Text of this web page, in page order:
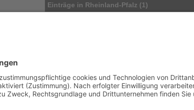
Einträge in Rheinland-Pfalz (1)
Tel.: 02684-9767949
oder 01578-3300773
E-Mail